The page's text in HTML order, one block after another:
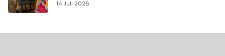
14 Juli 2026